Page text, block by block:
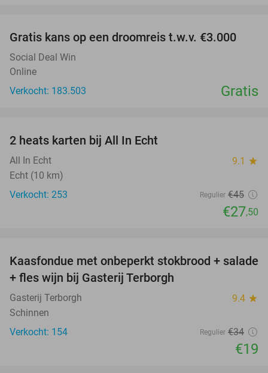
Gratis kans op een droomreis t.w.v. €3.000
Social Deal Win
Online
Verkocht: 183.503
Gratis
2 heats karten bij All In Echt
All In Echt 9.1 star
Echt (10 km)
Verkocht: 253
Regulier €45
€27,50
44%
Kaasfondue met onbeperkt stokbrood + salade
+ fles wijn bij Gasterij Terborgh
Gasterij Terborgh 9.4 star
Schinnen
Verkocht: 154
Regulier €34
€19